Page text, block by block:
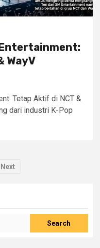
WayV
Tetap Aktif di NCT &
dari industri K-Pop
Next
Search